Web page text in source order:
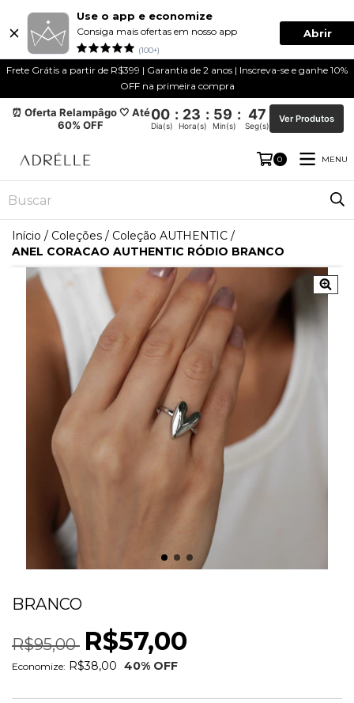
Use o app e economize
Consiga mais ofertas em nosso app
(100+)
Abrir
Frete Grátis a partir de R$399 | Garantia de 2 anos | Inscreva-se e ganhe 10%
OFF na primeira compra
⏰ Oferta Relampâgo 🤍 Até
60% OFF
00 : 23 : 59 : 47
Dia(s) Hora(s) Min(s) Seg(s)
Ver Produtos
0 MENU
Início / Coleções / Coleção AUTHENTIC /
ANEL CORACAO AUTHENTIC RÓDIO BRANCO
BRANCO
R$95,00 R$57,00
Economize: R$38,00 40% OFF